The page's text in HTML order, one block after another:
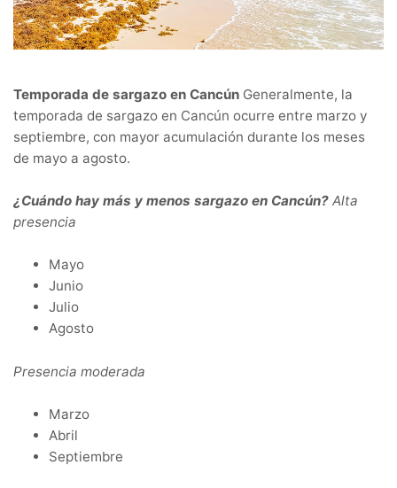
Temporada de sargazo en Cancún Generalmente, la
temporada de sargazo en Cancún ocurre entre marzo y
septiembre, con mayor acumulación durante los meses
de mayo a agosto.
¿Cuándo hay más y menos sargazo en Cancún? Alta
presencia
Mayo
Junio
Julio
Agosto
Presencia moderada
Marzo
Abril
Septiembre